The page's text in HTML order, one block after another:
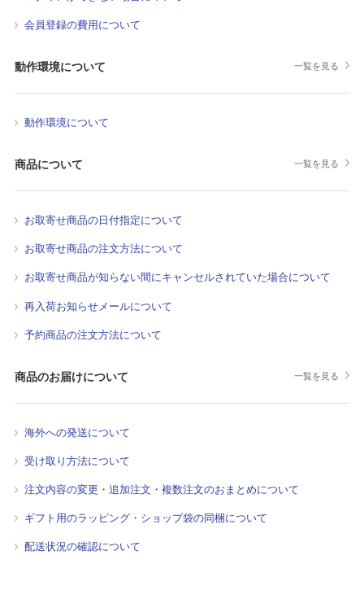
会員登録の費用について
動作環境について 一覧を見る
動作環境について
商品について 一覧を見る
お取寄せ商品の日付指定について
お取寄せ商品の注文方法について
お取寄せ商品が知らない間にキャンセルされていた場合について
再入荷お知らせメールについて
予約商品の注文方法について
商品のお届けについて 一覧を見る
海外への発送について
受け取り方法について
注文内容の変更・追加注文・複数注文のおまとめについて
ギフト用のラッピング・ショップ袋の同梱について
配送状況の確認について